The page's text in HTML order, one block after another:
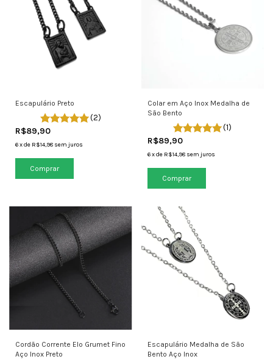
Escapulário Preto
(2)
R$89,90
6xde R$14,98 sem juros
Colar em Aço Inox Medalha de
São Bento
(1)
R$89,90
6 xde R$14,98 sem juros
Cordão Corrente Elo Grumet Fino
Aço Inox Preto
Escapulário Medalha de São
Bento Aço Inox